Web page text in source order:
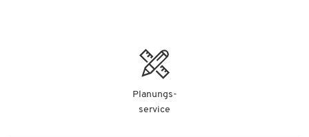
Planungs-
service